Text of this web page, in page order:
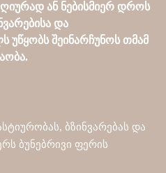
ან ნებისმიერ დროს
და
უწყობს შეინარჩუნოს თმამ
ბზინვარებას და
ბუნებრივი ფერის